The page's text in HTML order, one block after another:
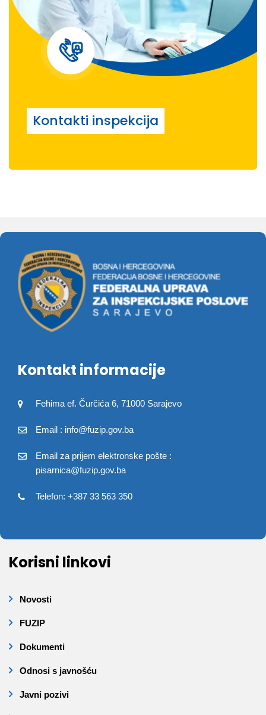
Kontakti inspekcija
Kontakt informacije
Fehima ef. Čurčića 6, 71000 Sarajevo
Email : info@fuzip.gov.ba
Email za prijem elektronske pošte :
pisarnica@fuzip.gov.ba
Telefon: +387 33 563 350
Korisni linkovi
Novosti
FUZIP
Dokumenti
Odnosi s javnošću
Javni pozivi